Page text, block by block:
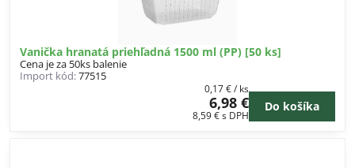
Vanička hranatá priehľadná 1500 ml (PP) [50 ks]
Cena je za 50ks balenie
Import kód:77515
6,98 €
8,59 €s DPH
0,17 €/ ks
Do košíka